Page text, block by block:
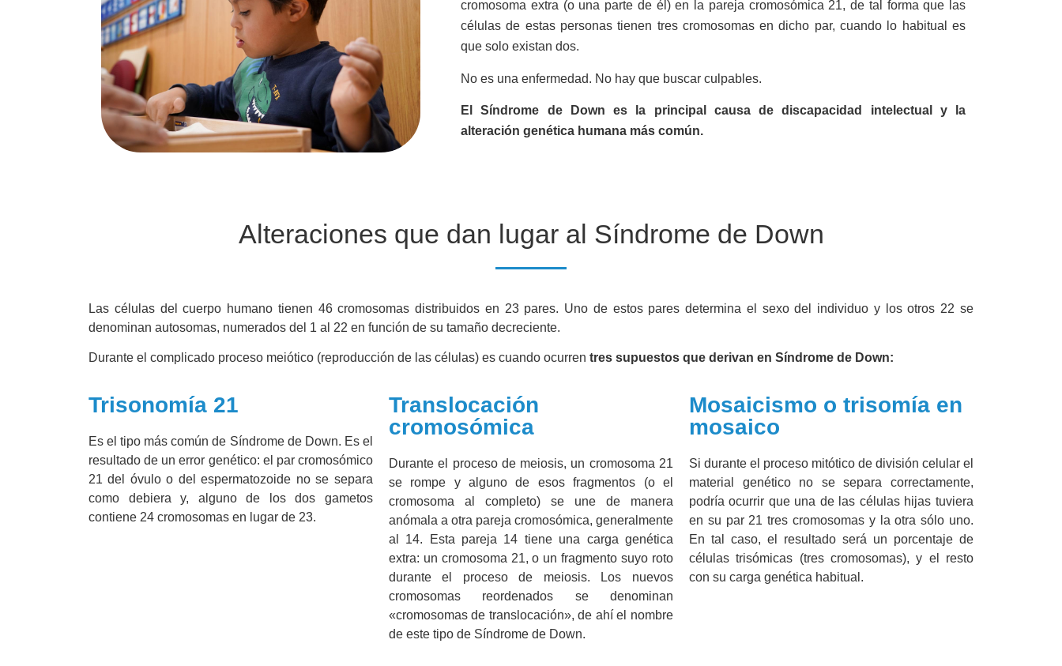
cromosoma extra (o una parte de él) en la pareja cromosómica 21, de tal forma que las
células de estas personas tienen tres cromosomas en dicho par, cuando lo habitual es
que solo existan dos.
No es una enfermedad. No hay que buscar culpables.
El Síndrome de Down es la principal causa de discapacidad intelectual y la
alteración genética humana más común.
Alteraciones que dan lugar al Síndrome de Down​
Las células del cuerpo humano tienen 46 cromosomas distribuidos en 23 pares. Uno de estos pares determina el sexo del individuo y los otros 22 se
denominan autosomas, numerados del 1 al 22 en función de su tamaño decreciente.
Durante el complicado proceso meiótico (reproducción de las células) es cuando ocurren tres supuestos que derivan en Síndrome de Down:
Trisonomía 21
Es el tipo más común de Síndrome de Down. Es el
resultado de un error genético: el par cromosómico
21 del óvulo o del espermatozoide no se separa
como debiera y, alguno de los dos gametos
contiene 24 cromosomas en lugar de 23.
Translocación
cromosómica
Durante el proceso de meiosis, un cromosoma 21
se rompe y alguno de esos fragmentos (o el
cromosoma al completo) se une de manera
anómala a otra pareja cromosómica, generalmente
al 14. Esta pareja 14 tiene una carga genética
extra: un cromosoma 21, o un fragmento suyo roto
durante el proceso de meiosis. Los nuevos
cromosomas reordenados se denominan
«cromosomas de translocación», de ahí el nombre
de este tipo de Síndrome de Down.
Mosaicismo o trisomía en
mosaico
Si durante el proceso mitótico de división celular el
material genético no se separa correctamente,
podría ocurrir que una de las células hijas tuviera
en su par 21 tres cromosomas y la otra sólo uno.
En tal caso, el resultado será un porcentaje de
células trisómicas (tres cromosomas), y el resto
con su carga genética habitual.